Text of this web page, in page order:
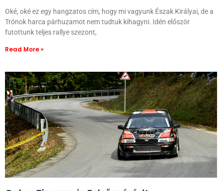
Oké, oké ez egy hangzatos cím, hogy mi vagyunk Észak Királyai, de a
Trónok harca párhuzamot nem tudtuk kihagyni. Idén először
futottunk teljes rallye szezont,
Read More »